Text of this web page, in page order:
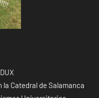
Catedral de Salamanca